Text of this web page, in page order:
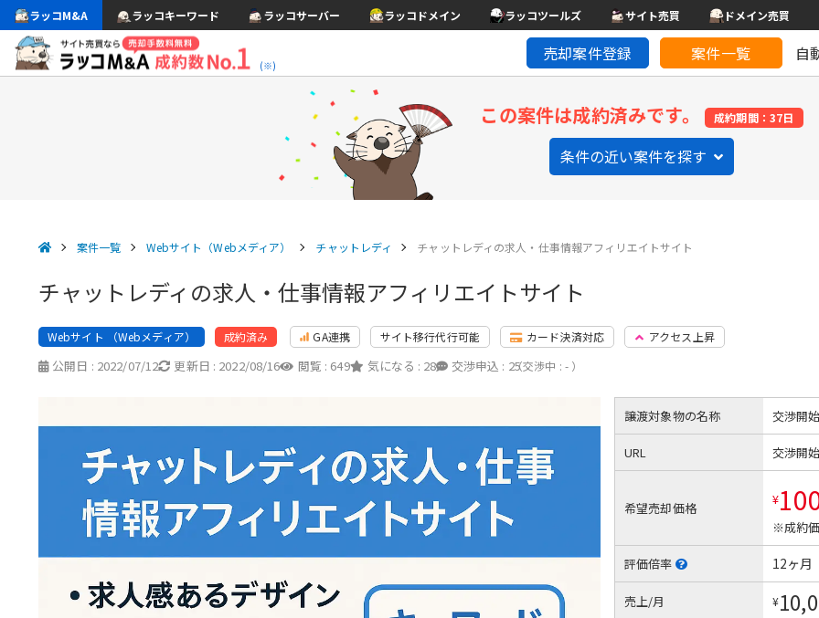
ラッコM&A ラッコキーワード ラッコサーバー ラッコドメイン ラッコツールズ サイト売買 ドメイン売買
(※)
売却案件登録 案件一覧 自
この案件は成約済みです。 成約期間：37日
条件の近い案件を探す
案件一覧 Webサイト（Webメディア） チャットレディ チャットレディの求人・仕事情報アフィリエイトサイト
チャットレディの求人・仕事情報アフィリエイトサイト
Webサイト （Webメディア） 成約済み GA連携 サイト移行代行可能 カード決済対応 アクセス上昇
公開日 : 2022/07/12 更新日 : 2022/08/16 閲覧 : 649 気になる : 28 交渉申込 : 25
（交渉中 : - ）
譲渡対象物の名称 交渉開
URL 交渉開
希望売却価格 ¥
※成約
評価倍率 12ヶ月
売上/月 ¥